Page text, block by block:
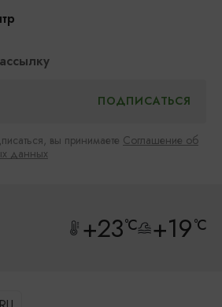
вы принимаете Соглашение об
данных
+23°C +19°C